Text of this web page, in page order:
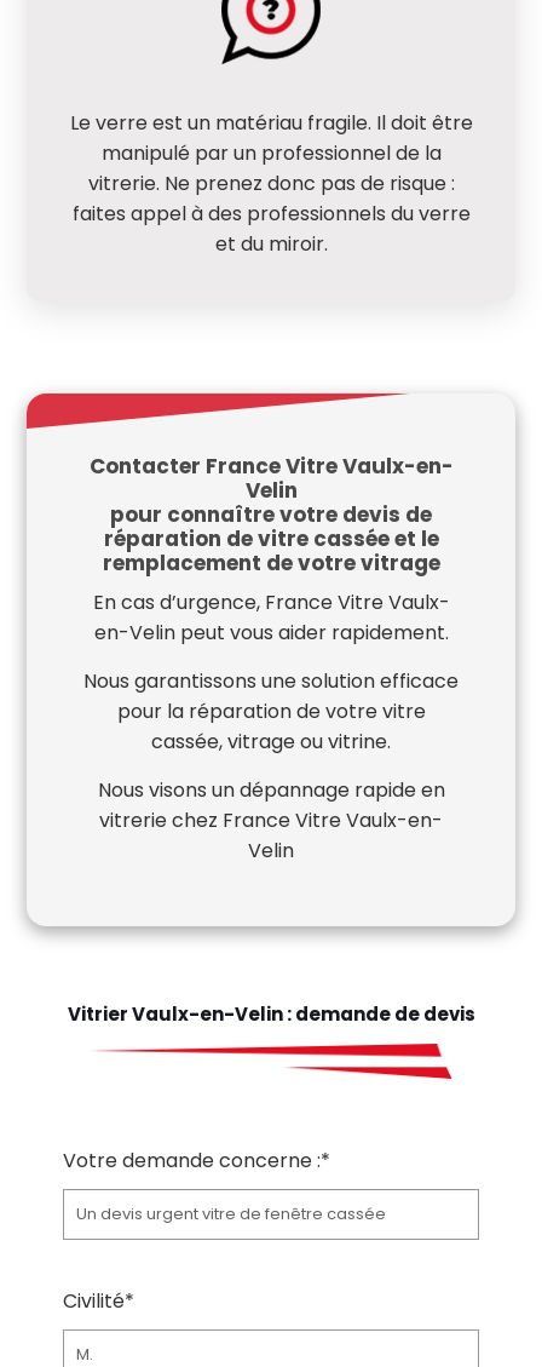
Le verre est un matériau fragile. Il doit être
manipulé par un professionnel de la
vitrerie. Ne prenez donc pas de risque :
faites appel à des professionnels du verre
et du miroir.
Contacter France Vitre Vaulx-en-
Velin
pour connaître votre devis de
réparation de vitre cassée et le
remplacement de votre vitrage
En cas d’urgence, France Vitre Vaulx-
en-Velin peut vous aider rapidement.
Nous garantissons une solution efficace
pour la réparation de votre vitre
cassée, vitrage ou vitrine.
Nous visons un dépannage rapide en
vitrerie chez France Vitre Vaulx-en-
Velin
Vitrier Vaulx-en-Velin : demande de devis
Votre demande concerne :*
Civilité*